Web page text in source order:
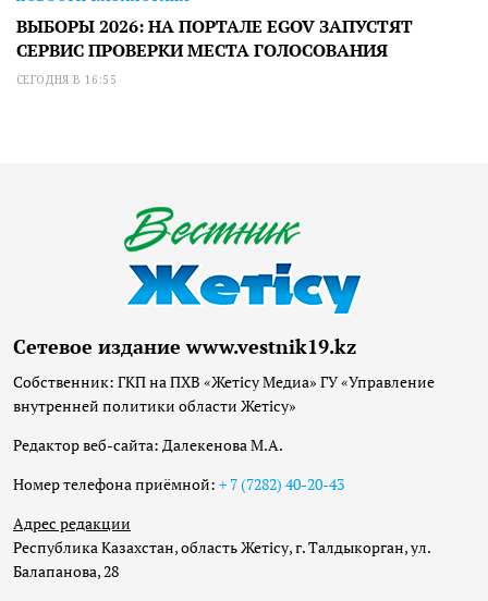
ВЫБОРЫ 2026: НА ПОРТАЛЕ EGOV ЗАПУСТЯТ
СЕРВИС ПРОВЕРКИ МЕСТА ГОЛОСОВАНИЯ
СЕГОДНЯ В 16:55
Сетевое издание www.vestnik19.kz
Собственник: ГКП на ПХВ «Жетісу Медиа» ГУ «Управление
внутренней политики области Жетісу»
Редактор веб-сайта: Далекенова М.А.
Номер телефона приёмной: + 7 (7282) 40-20-43
Адрес редакции
Республика Казахстан, область Жетісу, г. Талдыкорган, ул.
Балапанова, 28